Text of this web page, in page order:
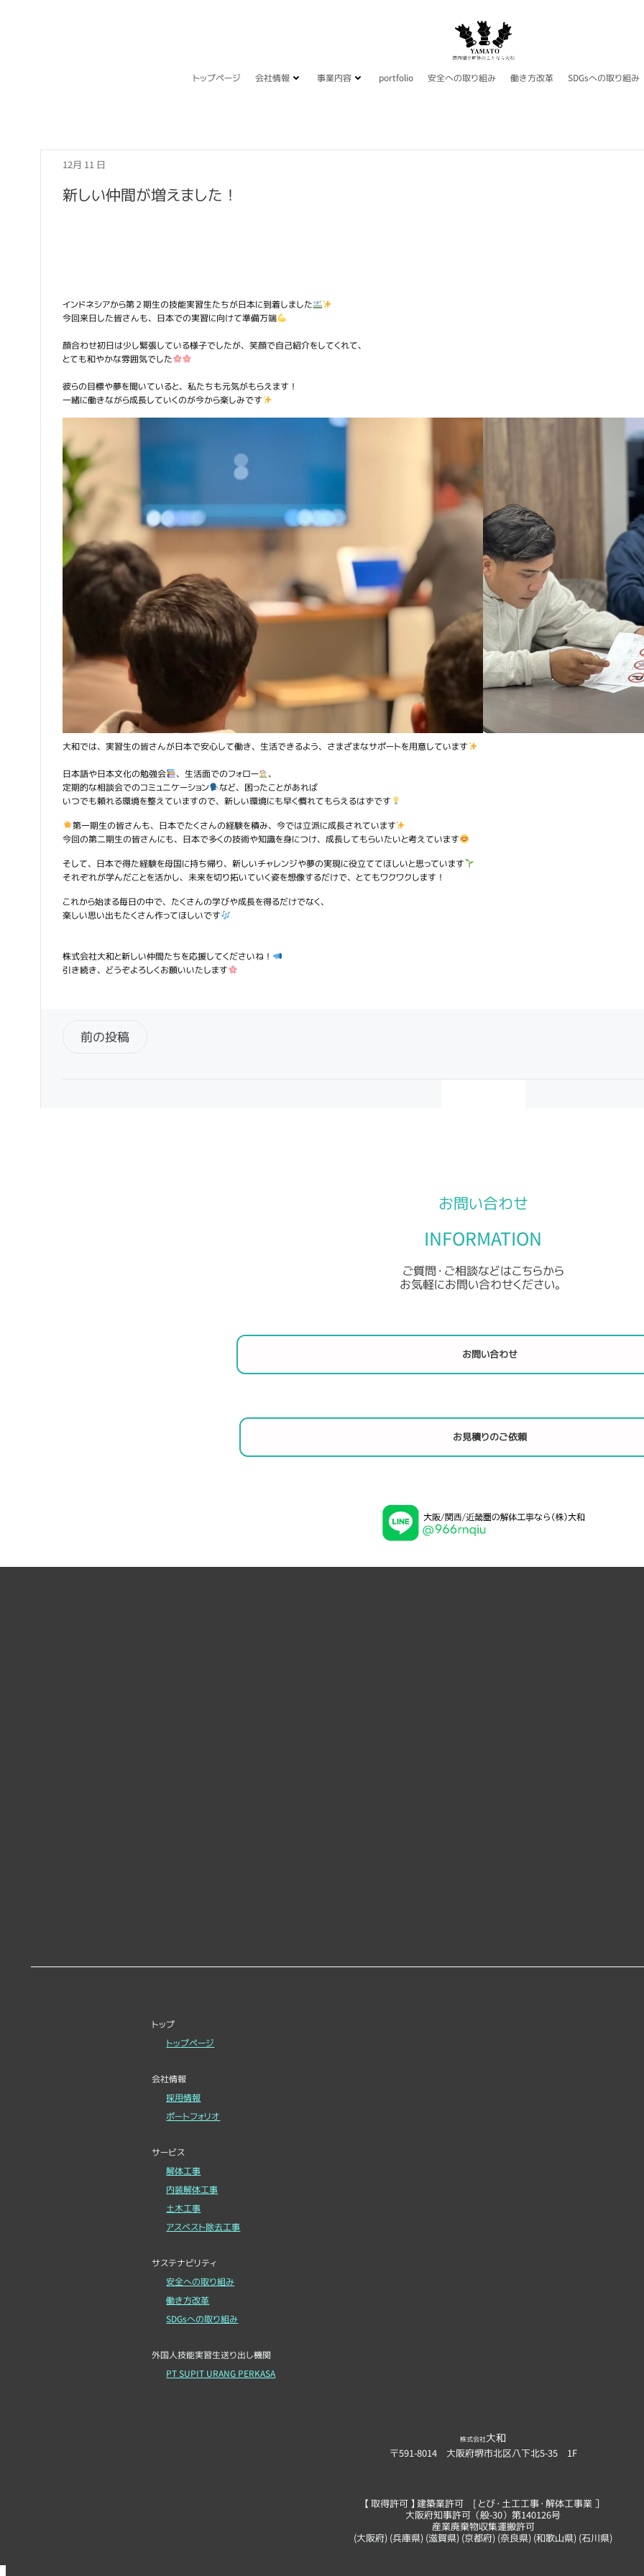
トップページ 会社情報 事業内容 portfolio 安全への取り組み 働き方改革 SDGsへの取り組み
12月 11 日
新しい仲間が増えました！
インドネシアから第２期生の技能実習生たちが日本に到着しました
今回来日した皆さんも、日本での実習に向けて準備万端
顔合わせ初日は少し緊張している様子でしたが、笑顔で自己紹介をしてくれて、
とても和やかな雰囲気でした
彼らの目標や夢を聞いていると、私たちも元気がもらえます！
一緒に働きながら成長していくのが今から楽しみです
大和では、実習生の皆さんが日本で安心して働き、生活できるよう、さまざまなサポートを用意しています
日本語や日本文化の勉強会 、生活面でのフォロー
、
定期的な相談会でのコミュニケーション
など、困ったことがあれば
いつでも頼れる環境を整えていますので、新しい環境にも早く慣れてもらえるはずです
第一期生の皆さんも、日本でたくさんの経験を積み、今では立派に成長されています
今回の第二期生の皆さんにも、日本で多くの技術や知識を身につけ、成長してもらいたいと考えています
そして、日本で得た経験を母国に持ち帰り、新しいチャレンジや夢の実現に役立ててほしいと思っています
それぞれが学んだことを活かし、未来を切り拓いていく姿を想像するだけで、とてもワクワクします！
これから始まる毎日の中で、たくさんの学びや成長を得るだけでなく、
楽しい思い出もたくさん作ってほしいです
株式会社大和と新しい仲間たちを応援してくださいね！
引き続き、どうぞよろしくお願いいたします
Post
前の投稿
お問い合わせ
INFORMATION
ご質問・ご相談などはこちらから
お気軽にお問い合わせください。
お問い合わせ
お見積りのご依頼
トップ
トップページ
会社情報
採用情報
ポートフォリオ
サービス
解体工事
内装解体工事
土木工事
アスベスト除去工事
サステナビリティ
安全への取り組み
働き方改革
SDGsへの取り組み
外国人技能実習生送り出し機関
PT SUPIT URANG PERKASA
株式会社大和
〒591-8014 大阪府堺市北区八下北5-35 1F
【 取得許可 】建築業許可 [ とび・土工工事・解体工事業 ］
大阪府知事許可（般-30）第140126号
産業廃棄物収集運搬許可
(大阪府) (兵庫県) (滋賀県) (京都府) (奈良県) (和歌山県) (石川県)